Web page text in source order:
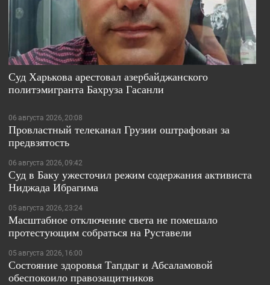
Суд Харькова арестовал азербайджанского
политэмигранта Бахруза Гасанли
06 августа 2026, 20:08
Провластный телеканал Грузии оштрафован за
предвзятость
06 августа 2026, 09:42
Суд в Баку ужесточил режим содержания активиста
Ниджада Ибрагима
05 августа 2026, 23:24
Масштабное отключение света не помешало
протестующим собраться на Руставели
05 августа 2026, 16:00
Состояние здоровья Тапдыг и Абсаламовой
обеспокоило правозащитников